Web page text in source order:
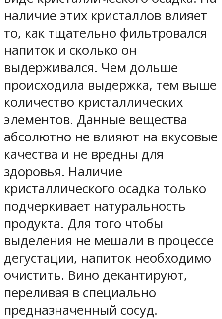
наличие этих кристаллов влияет
то, как тщательно фильтровался
напиток и сколько он
выдерживался. Чем дольше
происходила выдержка, тем выше
количество кристаллических
элементов. Данные вещества
абсолютно не влияют на вкусовые
качества и не вредны для
здоровья. Наличие
кристаллического осадка только
подчеркивает натуральность
продукта. Для того чтобы
выделения не мешали в процессе
дегустации, напиток необходимо
очистить. Вино декантируют,
переливая в специально
предназначенный сосуд.